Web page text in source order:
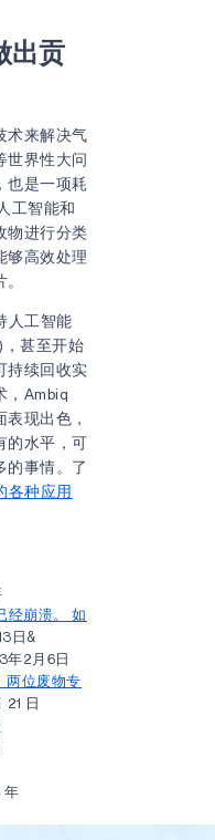
出贡
术来解决气
世界性大问
也是一项耗
工智能和
物进行分类
够高效处理
人工智能
甚至开始
持续回收实
，Ambiq
现出色，
的水平，可
的事情。了
各种应用
经崩溃。 如
日&
年2月6日
两位废物专
21 日
年